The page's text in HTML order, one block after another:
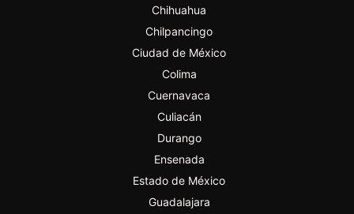
Chihuahua
Chilpancingo
Ciudad de México
Colima
Cuernavaca
Culiacán
Durango
Ensenada
Estado de México
Guadalajara